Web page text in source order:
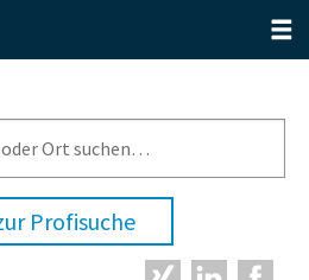
Profisuche